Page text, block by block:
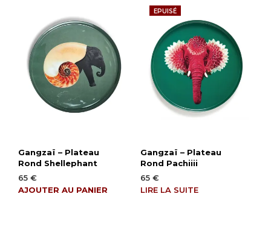
Gangzaï – Plateau
Rond Shellephant
65 €
AJOUTER AU PANIER
EPUISÉ
Gangzaï – Plateau
Rond Pachiiii
65 €
LIRE LA SUITE